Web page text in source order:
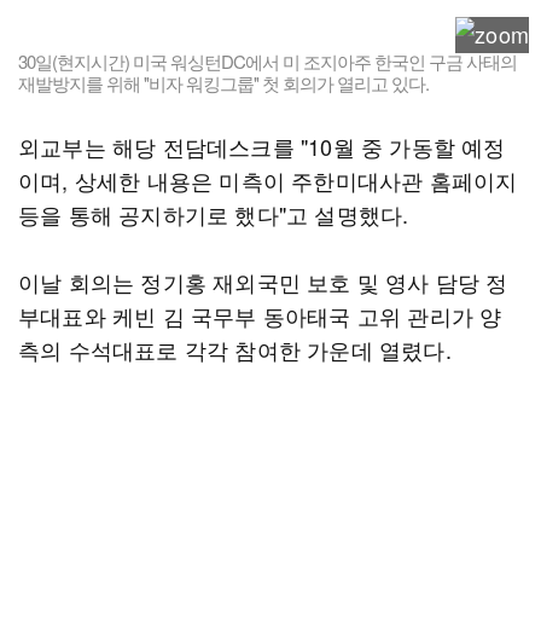
30일(현지시간) 미국 워싱턴DC에서 미 조지아주 한국인 구금 사태의
재발방지를 위해 ''비자 워킹그룹'' 첫 회의가 열리고 있다.
외교부는 해당 전담데스크를 "10월 중 가동할 예정
이며, 상세한 내용은 미측이 주한미대사관 홈페이지
등을 통해 공지하기로 했다"고 설명했다.
이날 회의는 정기홍 재외국민 보호 및 영사 담당 정
부대표와 케빈 김 국무부 동아태국 고위 관리가 양
측의 수석대표로 각각 참여한 가운데 열렸다.